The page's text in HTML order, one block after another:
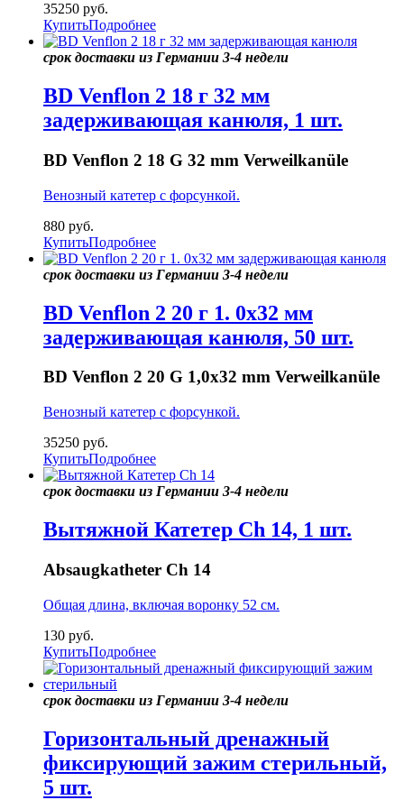
35250 руб.
КупитьПодробнее
срок доставки из Германии 3-4 недели
BD Venflon 2 18 г 32 мм
задерживающая канюля, 1 шт.
BD Venflon 2 18 G 32 mm Verweilkanüle
Венозный катетер с форсункой.
880 руб.
КупитьПодробнее
срок доставки из Германии 3-4 недели
BD Venflon 2 20 г 1. 0x32 мм
задерживающая канюля, 50 шт.
BD Venflon 2 20 G 1,0x32 mm Verweilkanüle
Венозный катетер с форсункой.
35250 руб.
КупитьПодробнее
срок доставки из Германии 3-4 недели
Вытяжной Катетер Ch 14, 1 шт.
Absaugkatheter Ch 14
Общая длина, включая воронку 52 см.
130 руб.
КупитьПодробнее
срок доставки из Германии 3-4 недели
Горизонтальный дренажный
фиксирующий зажим стерильный,
5 шт.